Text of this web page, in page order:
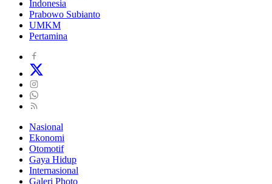
Indonesia
Prabowo Subianto
UMKM
Pertamina
Nasional
Ekonomi
Otomotif
Gaya Hidup
Internasional
Galeri Photo